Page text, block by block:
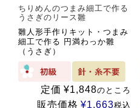
ちりめんのつまみ細工で作る
うさぎのリース雛
雛人形手作りキット・つまみ
細工で作る 円満わっか雛
（うさぎ）
定価 ¥1,848のところ
販売価格 ¥1,663税込